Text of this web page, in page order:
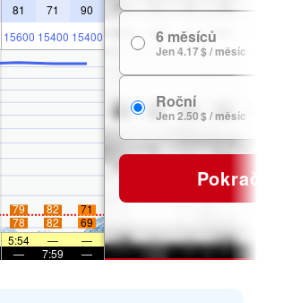
81 71 90
15600 15400 15400
79 82
71
78 82
69
5:54 —
—
— 7:59 —
6 měsíců
Jen 4.17 $ / měsíc
Roční
Jen 2.50 $ / měsíc
Pokračovat